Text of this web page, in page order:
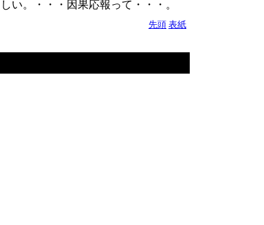
い。・・・因果応報って・・・。
先頭 表紙